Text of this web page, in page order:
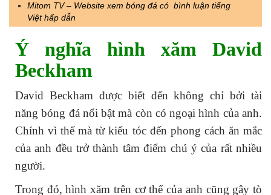
Mitom TV – Website xem bóng đá có bình luận tiếng
Việt hấp dẫn
Ý nghĩa hình xăm David
Beckham
David Beckham được biết đến không chỉ bởi tài
năng bóng đá nổi bật mà còn có ngoại hình của anh.
Chính vì thế mà từ kiểu tóc đến phong cách ăn mắc
của anh đều trở thành tâm điểm chú ý của rất nhiều
người.
Trong đó, hình xăm trên cơ thể của anh cũng gây tò